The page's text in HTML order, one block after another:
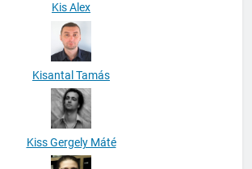
Kis Alex
Kisantal Tamás
Kiss Gergely Máté